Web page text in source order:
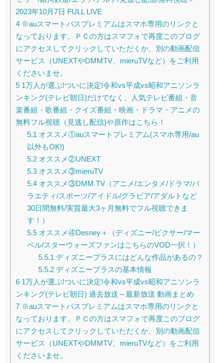
2023年10月7日 FULL LIVE
4 ※auスマートパスプレミアムはスマホ専用のリンクと
なっております。ＰＣの方はスマフォで再度このブログ
にアクセスしてクリックしていただくか、別の動画配信
サービス（UNEXTやDMMTV、mieruTVなど）をご利用
くださいませ。
5 1万人が選ぶ!ついに決定!令和vs平成vs昭和アニソンラ
ンキング(テレビ朝日)だけでなく、人気テレビ番組・音
楽番組・歌番組・クイズ番組・映画・ドラマ・アニメの
無料フル視聴（見逃し配信)や原作はこちら！
5.1 オススメ①auスマートプレミアム(スマホ専用/au
以外もOK!)
5.2オススメ②UNEXT
5.3オススメ③mieruTV
5.4オススメ③DMM TV（アニメ/エンタメ/ドラマ/バ
ラエティ/スポーツ/アイドル/グラビア/アダルトなど
30日間無料/実質最大3ヶ月無料でフル視聴できま
す！）
5.5オススメ④Desney＋（ディズニー/ピクサー/マー
ベル/スターウォーズファンはこちらのVOD一択！）
5.5.1 ディズニープラスにはどんな作品があるの？
5.5.2ディズニープラスの基本情報
6 1万人が選ぶ!ついに決定!令和vs平成vs昭和アニソンラ
ンキング(テレビ朝日) 過去放送～最新放送 動画まとめ
7 ※auスマートパスプレミアムはスマホ専用のリンクと
なっております。ＰＣの方はスマフォで再度このブログ
にアクセスしてクリックしていただくか、別の動画配信
サービス（UNEXTやDMMTV、mieruTVなど）をご利用
くださいませ。